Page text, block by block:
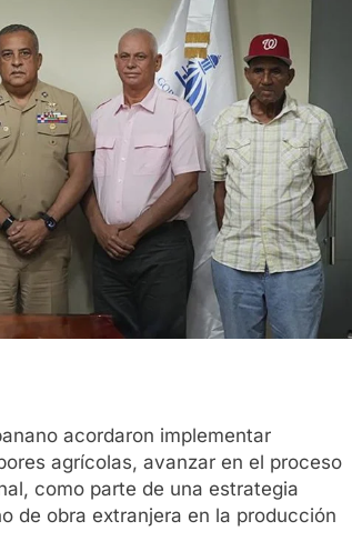
acordaron implementar
agrícolas, avanzar en el proceso
como parte de una estrategia
de obra extranjera en la producción